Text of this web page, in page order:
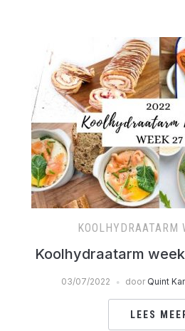
KOOLHYDRAATARM
Koolhydraatarm
03/07/2022 door Quint
LEES